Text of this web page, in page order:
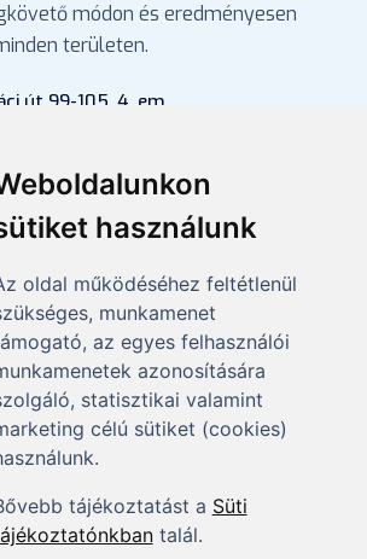
használunk
oldal működéséhez feltétlenül
munkamenet
az egyes felhasználói
azonosítására
statisztikai valamint
célú sütiket (cookies)
tájékoztatást a Süti
talál.
módon és eredményesen
területen.
út 99-105. 4. em.
2-41
09-883770 (Fővárosi
Bank, 10700581-
szám: